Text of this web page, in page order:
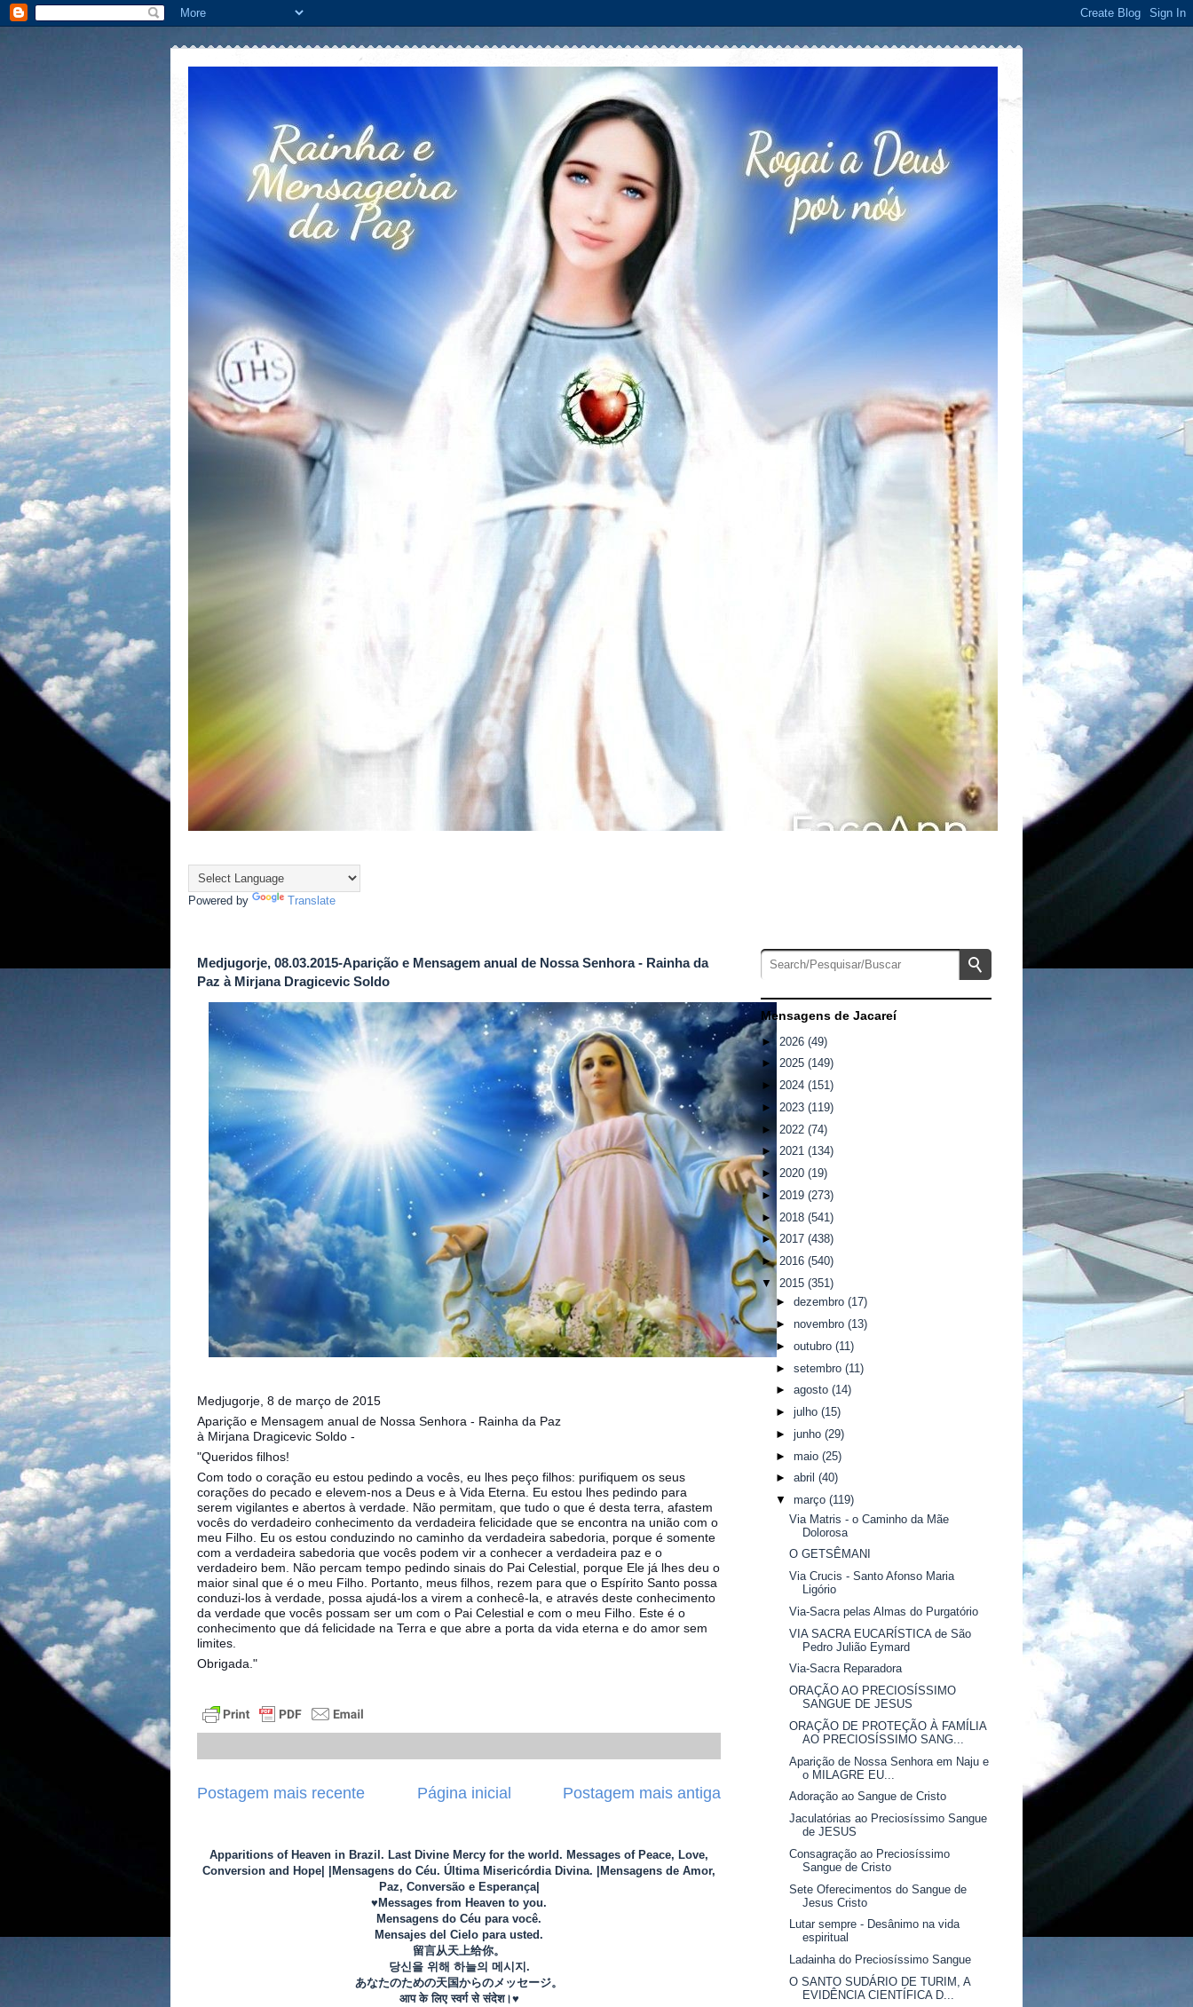
Powered by Translate
Medjugorje, 08.03.2015-Aparição e Mensagem anual de Nossa Senhora - Rainha da
Paz à Mirjana Dragicevic Soldo
Medjugorje, 8 de março de 2015
Aparição e Mensagem anual de Nossa Senhora - Rainha da Paz
à Mirjana Dragicevic Soldo -
"Queridos filhos!
Com todo o coração eu estou pedindo a vocês, eu lhes peço filhos: purifiquem os seus
corações do pecado e elevem-nos a Deus e à Vida Eterna. Eu estou lhes pedindo para
serem vigilantes e abertos à verdade. Não permitam, que tudo o que é desta terra, afastem
vocês do verdadeiro conhecimento da verdadeira felicidade que se encontra na união com o
meu Filho. Eu os estou conduzindo no caminho da verdadeira sabedoria, porque é somente
com a verdadeira sabedoria que vocês podem vir a conhecer a verdadeira paz e o
verdadeiro bem. Não percam tempo pedindo sinais do Pai Celestial, porque Ele já lhes deu o
maior sinal que é o meu Filho. Portanto, meus filhos, rezem para que o Espírito Santo possa
conduzi-los à verdade, possa ajudá-los a virem a conhecê-la, e através deste conhecimento
da verdade que vocês possam ser um com o Pai Celestial e com o meu Filho. Este é o
conhecimento que dá felicidade na Terra e que abre a porta da vida eterna e do amor sem
limites.
Obrigada."
Postagem mais recente Postagem mais antiga
Página inicial
Apparitions of Heaven in Brazil. Last Divine Mercy for the world. Messages of Peace, Love,
Conversion and Hope| |Mensagens do Céu. Última Misericórdia Divina. |Mensagens de Amor,
Paz, Conversão e Esperança|
♥Messages from Heaven to you.
Mensagens do Céu para você.
Mensajes del Cielo para usted.
留言从天上给你。
당신을 위해 하늘의 메시지.
あなたのための天国からのメッセージ。
आप के लिए स्वर्ग से संदेश।♥
Mensagens de Jacareí
► 2026 (49)
► 2025 (149)
► 2024 (151)
► 2023 (119)
► 2022 (74)
► 2021 (134)
► 2020 (19)
► 2019 (273)
► 2018 (541)
► 2017 (438)
► 2016 (540)
▼ 2015 (351)
► dezembro (17)
► novembro (13)
► outubro (11)
► setembro (11)
► agosto (14)
► julho (15)
► junho (29)
► maio (25)
► abril (40)
▼ março (119)
Via Matris - o Caminho da Mãe
Dolorosa
O GETSÊMANI
Via Crucis - Santo Afonso Maria
Ligório
Via-Sacra pelas Almas do Purgatório
VIA SACRA EUCARÍSTICA de São
Pedro Julião Eymard
Via-Sacra Reparadora
ORAÇÃO AO PRECIOSÍSSIMO
SANGUE DE JESUS
ORAÇÃO DE PROTEÇÃO À FAMÍLIA
AO PRECIOSÍSSIMO SANG...
Aparição de Nossa Senhora em Naju e
o MILAGRE EU...
Adoração ao Sangue de Cristo
Jaculatórias ao Preciosíssimo Sangue
de JESUS
Consagração ao Preciosíssimo
Sangue de Cristo
Sete Oferecimentos do Sangue de
Jesus Cristo
Lutar sempre - Desânimo na vida
espiritual
Ladainha do Preciosíssimo Sangue
O SANTO SUDÁRIO DE TURIM, A
EVIDÊNCIA CIENTÍFICA D...